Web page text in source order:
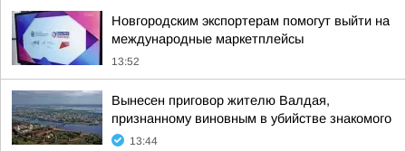
Новгородским экспортерам помогут выйти на
международные маркетплейсы
13:52
Вынесен приговор жителю Валдая,
признанному виновным в убийстве знакомого
13:44